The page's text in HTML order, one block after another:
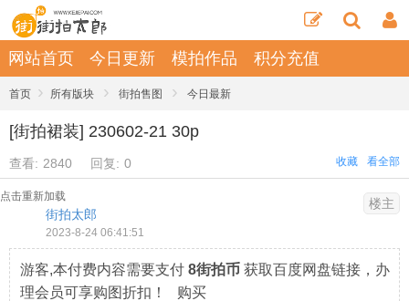
网站首页 今日更新 模拍作品 积分充值
首页 › 所有版块 › 街拍售图 › 今日最新
[街拍裙装] 230602-21 30p
查看: 2840 回复: 0 看全部
收藏
点击重新加载
街拍太郎
2023-8-24 06:41:51
楼主
游客,本付费内容需要支付 8街拍币 获取百度网盘链接，办
理会员可享购图折扣！ 购买